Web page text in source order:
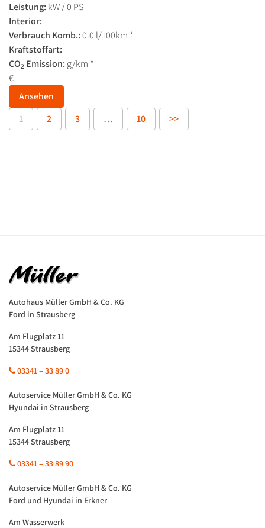
Leistung: kW / 0 PS
Interior:
Verbrauch Komb.:0.0 l/100km *
Kraftstoffart:
CO2 Emission: g/km *
€
Ansehen
1
2 3 … 10 >>
Autohaus Müller GmbH & Co. KG
Ford in Strausberg
Am Flugplatz 11
15344 Strausberg
03341 – 33 89 0
Autoservice Müller GmbH & Co. KG
Hyundai in Strausberg
Am Flugplatz 11
15344 Strausberg
03341 – 33 89 90
Autoservice Müller GmbH & Co. KG
Ford und Hyundai in Erkner
Am Wasserwerk